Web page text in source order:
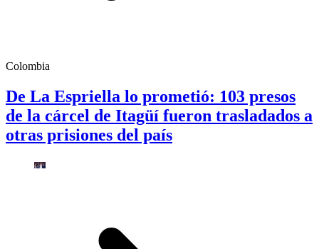
Colombia
De La Espriella lo prometió: 103 presos
de la cárcel de Itagüí fueron trasladados a
otras prisiones del país